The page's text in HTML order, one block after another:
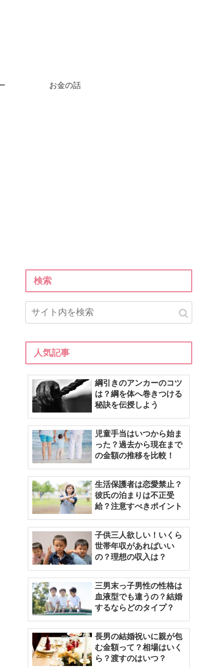
お金の話
検索
人気記事
綱引きのアンカーのコツ
は？綱を体へ巻きつける
秘訣を伝授しよう
児童手当はいつから始ま
った？過去から現在まで
の金額の推移を比較！
生活保護者は恋愛禁止？
彼氏の泊まりは不正受
給？注意すべきポイント
子供三人欲しい！いくら
世帯年収があればいい
の？理想の収入は？
三男末っ子男性の性格は
血液型でも違うの？結婚
するならどのタイプ？
長男の結婚祝いに親が包
む金額って？相場はいく
ら？渡すのはいつ？